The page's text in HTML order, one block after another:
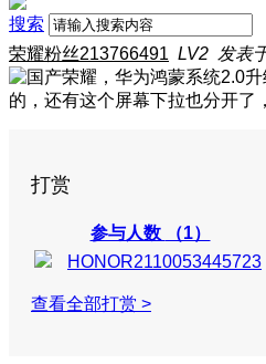
搜索
荣耀粉丝213766491 LV2 发表
的，还有这个屏幕下拉也分开了
打赏
参与人数 （1）
HONOR2110053445723
查看全部打赏 >